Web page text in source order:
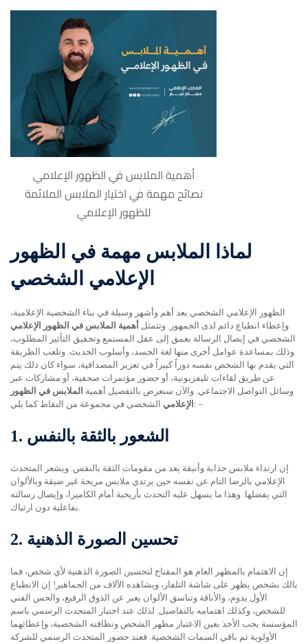
أهمية الملابس في الظهور الإعلامي
نصائح مهمة في اختيار الملابس الملائمة
للظهور الإعلامي
لماذا الملابس مهمة في الظهور
الإعلامي الشخصي
الظهور الإعلامي الشخصي يعد أهم وأشهر وسيلة في بناء الشخصية الإعلامية،
وإعطاء انطباع دائم لدى الجمهور. وتتمثل أهمية الملابس في الظهور الإعلامي
الشخصي في إيصال الرسالة بعمق إلى عقل المستمع وتحقيق التأثير المطلوب،
وذلك بمساعدة عوامل أخرى منها لغة الجسد، وأسلوب الحديث. وتلعب الطريقة
التي يقدم بها الشخص نفسه دوراً كبيراً في تعزيز المصداقية، سواء كان ذلك يتم
عن طريق لقاءات تليفزيونية، أو حضور مؤتمرات صحفية، أو مشاركات عبر
وسائل التواصل الاجتماعي. والآن سنعرض بالتفصيل أهمية الملابس في الظهور
الإعلامي الشخصي في مجموعة من النقاط كما يلي: –
1. الشعور بالثقة بالنفس
إن ارتداء ملابس جذابة وأنيقة يعد من مقومات الثقة بالنفس. ويشعر المتحدث
الإعلامي بالرضا التام عن نفسه حين يرتدي ملابس مريحة غير ضيقة وبالألوان
التي يفضلها. وهذا ما يسهل عليه التحدث بأريحية أمام الكاميرا، وإيصال رسالته
2. تحسين الصورة الذهنية
إن الاهتمام بالمظهر العام هو المفتاح لتحسين الصورة الذهنية لأي شخص، فما
بالك بشخص يظهر على شاشة التلفاز، ويشاهده الآلاف من الجماهير! إن الانطباع
الأول يدوم، والأناقة وتناسق الألوان يعبر عن الذوق الرفيع، والحس الفني
للشخص، وكذلك اهتمامه بالتفاصيل. لذلك عند اختيار المتحدث الرسمي باسم
المؤسسة يجب الأخذ بعين الاعتبار مظهر الشخص ونظافته الشخصية، وإعطائهما
الأولوية ثم باقي السمات الشخصية. فعند حضور المتحدث الرسمي للشركة